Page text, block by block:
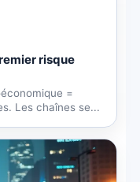
risque
=
Les chaînes se...